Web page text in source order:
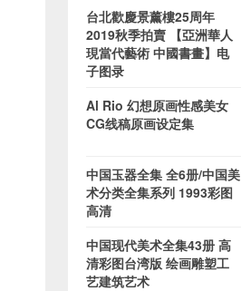
台北歡慶景薰樓25周年
2019秋季拍賣 【亞洲華人
現當代藝術 中國書畫】电
子图录
Al Rio 幻想原画性感美女
CG线稿原画设定集
中国玉器全集 全6册/中国美
术分类全集系列 1993彩图
高清
中国现代美术全集43册 高
清彩图台湾版 绘画雕塑工
艺建筑艺术